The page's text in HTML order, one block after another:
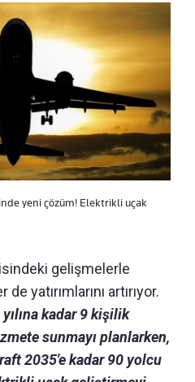
yeni çözüm! Elektrikli uçak
gelişmelerle
yatırımlarını artırıyor.
kadar 9 kişilik
sunmayı planlarken,
2035'e kadar 90 yolcu